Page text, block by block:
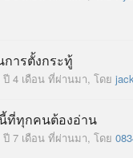
การตั้งกระทู้
ปี 4 เดือน ที่ผ่านมา, โดย
ที่ทุกคนต้องอ่าน
ปี 7 เดือน ที่ผ่านมา, โดย